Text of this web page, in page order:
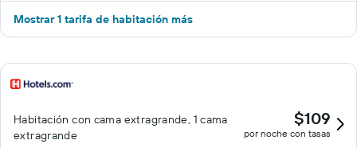
Mostrar 1 tarifa de habitación más
Habitación con cama extragrande, 1 cama
extragrande
$109
por noche con tasas